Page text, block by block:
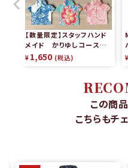
【数量限定】スタッフハンド
メイド かりゆしコースタ
ー（2枚組）
¥ 1,650 税込 ¥
この商
こちらもチ